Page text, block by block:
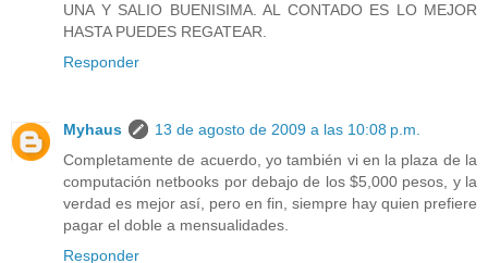
UNA Y SALIO BUENISIMA. AL CONTADO ES LO MEJOR
HASTA PUEDES REGATEAR.
Responder
Myhaus
13 de agosto de 2009 a las 10:08 p.m.
Completamente de acuerdo, yo también vi en la plaza de la
computación netbooks por debajo de los $5,000 pesos, y la
verdad es mejor así, pero en fin, siempre hay quien prefiere
pagar el doble a mensualidades.
Responder